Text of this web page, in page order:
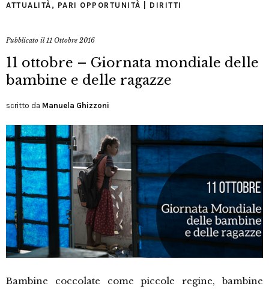
ATTUALITÀ , PARI OPPORTUNITÀ | DIRITTI
Pubblicato il11 Ottobre 2016
11 ottobre – Giornata mondiale delle
bambine e delle ragazze
scritto da Manuela Ghizzoni
Bambine coccolate come piccole regine, bambine